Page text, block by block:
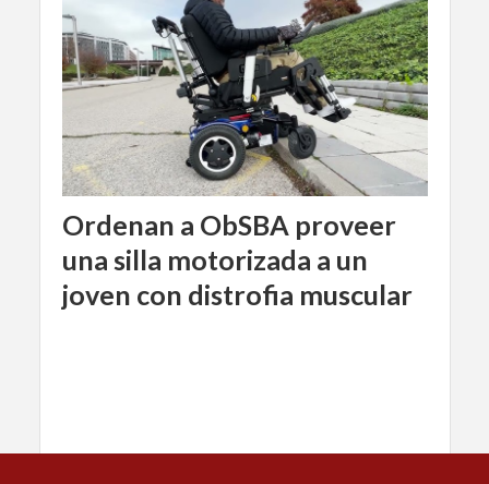
Ordenan a ObSBA proveer
una silla motorizada a un
joven con distrofia muscular